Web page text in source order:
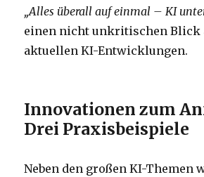
„Alles überall auf einmal – KI
einen nicht unkritischen Blick
aktuellen KI-Entwicklungen.
Innovationen zum
Drei Praxisbeispiele
Neben den großen KI-Themen